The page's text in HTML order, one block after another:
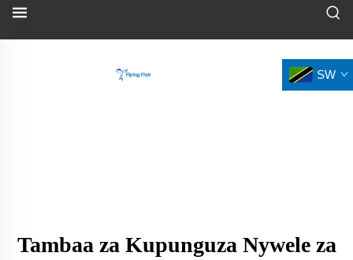
SW
Tambaa za Kupunguza Nywele za